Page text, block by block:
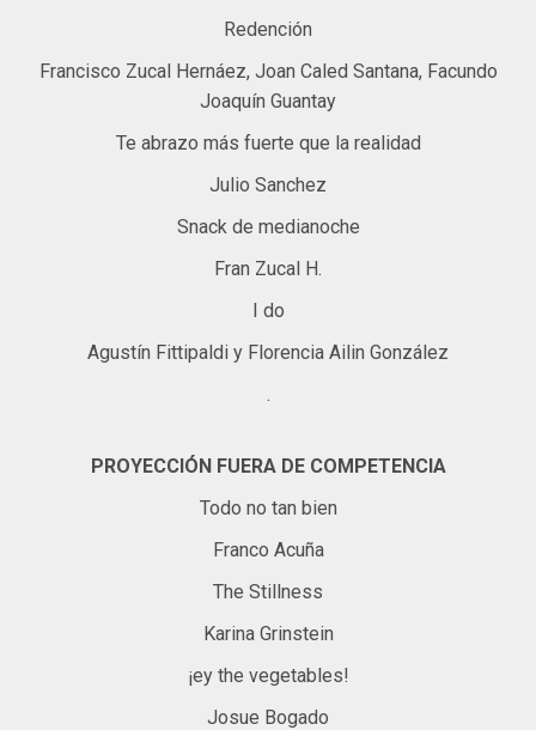
Redención
Francisco Zucal Hernáez, Joan Caled Santana, Facundo
Joaquín Guantay
Te abrazo más fuerte que la realidad
Julio Sanchez
Snack de medianoche
Fran Zucal H.
I do
Agustín Fittipaldi y Florencia Ailin González
.
PROYECCIÓN FUERA DE COMPETENCIA
Todo no tan bien
Franco Acuña
The Stillness
Karina Grinstein
¡ey the vegetables!
Josue Bogado